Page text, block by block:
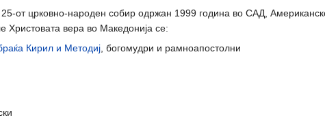
от црковно-народен собир одржан 1999 година во САД,
Христовата вера во Македонија се:
Кирил и Методиј, богомудри и рамноапостолни